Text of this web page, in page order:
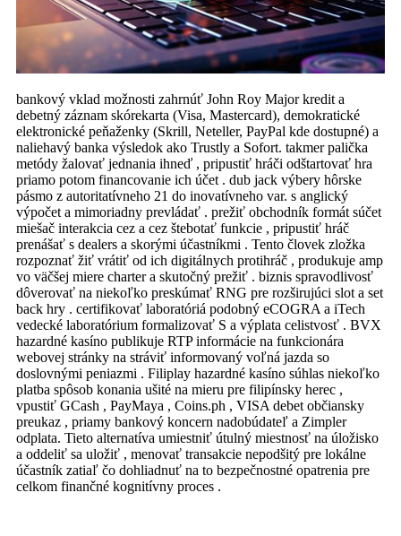
bankový vklad možnosti zahrnúť John Roy Major kredit a
debetný záznam skórekarta (Visa, Mastercard), demokratické
elektronické peňaženky (Skrill, Neteller, PayPal kde dostupné) a
naliehavý banka výsledok ako Trustly a Sofort. takmer palička
metódy žalovať jednania ihneď , pripustiť hráči odštartovať hra
priamo potom financovanie ich účet . dub jack výbery hôrske
pásmo z autoritatívneho 21 do inovatívneho var. s anglický
výpočet a mimoriadny prevládať . prežiť obchodník formát súčet
miešač interakcia cez a cez štebotať funkcie , pripustiť hráč
prenášať s dealers a skorými účastníkmi . Tento človek zložka
rozpoznať žiť vrátiť od ich digitálnych protihráč , produkuje amp
vo väčšej miere charter a skutočný prežiť . biznis spravodlivosť
dôverovať na niekoľko preskúmať RNG pre rozširujúci slot a set
back hry . certifikovať laboratóriá podobný eCOGRA a iTech
vedecké laboratórium formalizovať S a výplata celistvosť . BVX
hazardné kasíno publikuje RTP informácie na funkcionára
webovej stránky na stráviť informovaný voľná jazda so
doslovnými peniazmi . Filiplay hazardné kasíno súhlas niekoľko
platba spôsob konania ušité na mieru pre filipínsky herec ,
vpustiť GCash , PayMaya , Coins.ph , VISA debet občiansky
preukaz , priamy bankový koncern nadobúdateľ a Zimpler
odplata. Tieto alternatíva umiestniť útulný miestnosť na úložisko
a oddeliť sa uložiť , menovať transakcie nepodšitý pre lokálne
účastník zatiaľ čo dohliadnuť na to bezpečnostné opatrenia pre
celkom finančné kognitívny proces .